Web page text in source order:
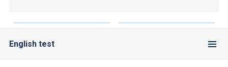
English test